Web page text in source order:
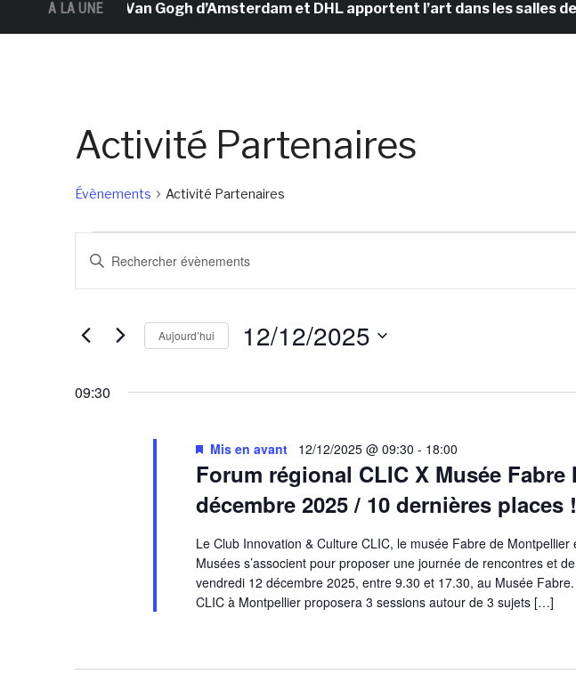
A LA UNE
Le musée Van Gogh d’Amsterdam et DHL apportent l’art dans les salles de
Activité Partenaires
Évènements Activité Partenaires
Évènements
for
Recherche
et
de
Évènements
Saisir
Rechercher
Évènements
mot-
Aujourd’hui 12/12/2025
une
09:30
Forum régional CLIC X Musée Fabre
décembre 2025 / 10 dernières places !
Mis en avant 12/12/2025 @ 09:30 - 18:00
Le Club Innovation & Culture CLIC, le musée Fabre de Montpellier
Musées s’associent pour proposer une journée de rencontres et
vendredi 12 décembre 2025, entre 9.30 et 17.30, au Musée
CLIC à Montpellier proposera 3 sessions autour de 3 sujets […]